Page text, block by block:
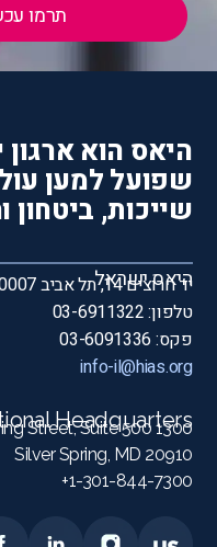
תרמו
היאס הוא ארגון
שפועל למען
שייכות, ביטחון
היאס ישראל
יד חרוצים 14, תל אביב 6770007
טלפון: 03-6911322
פקס: 03-6091336
info-il@hias.org
Headquarters
1300 Spring Street, Suite 500
Silver Spring, MD 20910
1-301-844-7300+